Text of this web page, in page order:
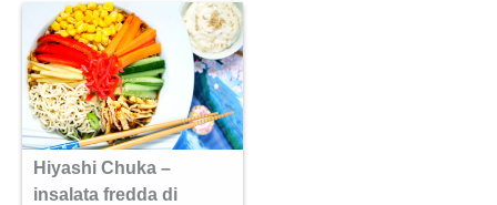
Hiyashi Chuka –
insalata fredda di